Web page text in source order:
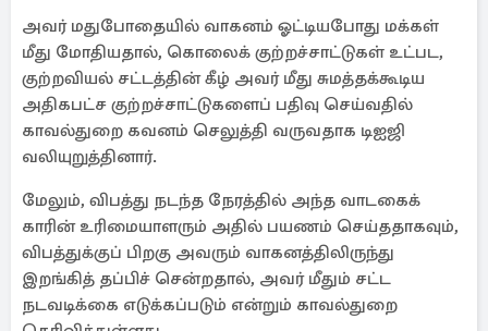
அவர் மதுபோதையில் வாகனம் ஓட்டியபோது மக்கள்
மீது மோதியதால், கொலைக் குற்றச்சாட்டுகள் உட்பட,
குற்றவியல் சட்டத்தின் கீழ் அவர் மீது சுமத்தக்கூடிய
அதிகபட்ச குற்றச்சாட்டுகளைப் பதிவு செய்வதில்
காவல்துறை கவனம் செலுத்தி வருவதாக டிஐஜி
வலியுறுத்தினார்.
மேலும், விபத்து நடந்த நேரத்தில் அந்த வாடகைக்
காரின் உரிமையாளரும் அதில் பயணம் செய்ததாகவும்,
விபத்துக்குப் பிறகு அவரும் வாகனத்திலிருந்து
இறங்கித் தப்பிச் சென்றதால், அவர் மீதும் சட்ட
நடவடிக்கை எடுக்கப்படும் என்றும் காவல்துறை